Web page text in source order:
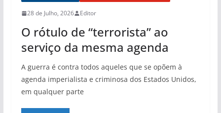
28 de Julho, 2026 Editor
O rótulo de “terrorista” ao
serviço da mesma agenda
A guerra é contra todos aqueles que se opõem à
agenda imperialista e criminosa dos Estados Unidos,
em qualquer parte